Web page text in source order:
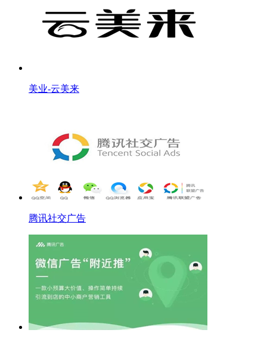
美业-云美来
腾讯社交广告